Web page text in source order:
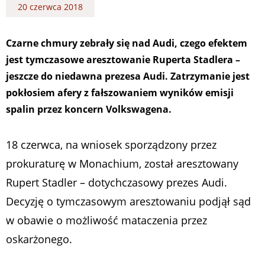
20 czerwca 2018
Czarne chmury zebrały się nad Audi, czego efektem
jest tymczasowe aresztowanie Ruperta Stadlera –
jeszcze do niedawna prezesa Audi. Zatrzymanie jest
pokłosiem afery z fałszowaniem wyników emisji
spalin przez koncern Volkswagena.
18 czerwca, na wniosek sporządzony przez
prokuraturę w Monachium, został aresztowany
Rupert Stadler – dotychczasowy prezes Audi.
Decyzję o tymczasowym aresztowaniu podjął sąd
w obawie o możliwość mataczenia przez
oskarżonego.